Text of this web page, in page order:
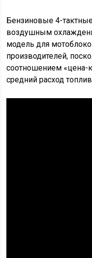
Бензиновые 4-
воздушным
модель для
производителей,
соотношением «цена-
средний расход